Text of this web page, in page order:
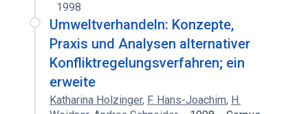
1998
Umweltverhandeln: Konzepte,
Praxis und Analysen alternativer
Konfliktregelungsverfahren; ein
erweite
Katharina Holzinger, F. Hans-Joachim, H.